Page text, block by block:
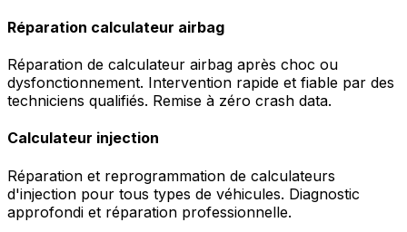
Réparation calculateur airbag
Réparation de calculateur airbag après choc ou
dysfonctionnement. Intervention rapide et fiable par des
techniciens qualifiés. Remise à zéro crash data.
Calculateur injection
Réparation et reprogrammation de calculateurs
d'injection pour tous types de véhicules. Diagnostic
approfondi et réparation professionnelle.